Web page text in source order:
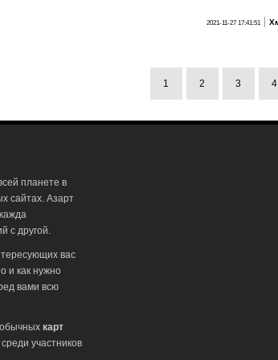
2021-11-27 17:41:51
1 2 3 4
планете в
сайтах. Азарт
с другой.
вас
и как нужно
вами всю
карт
участников